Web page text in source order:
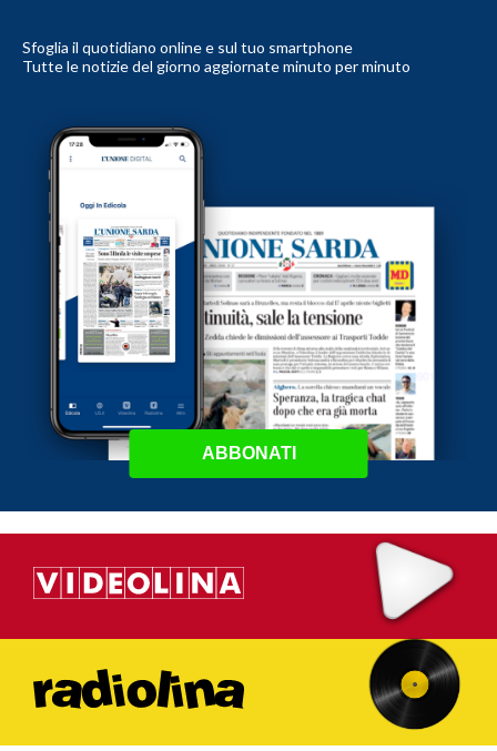
Sfoglia il quotidiano online e sul tuo smartphone
Tutte le notizie del giorno aggiornate minuto per minuto
ABBONATI